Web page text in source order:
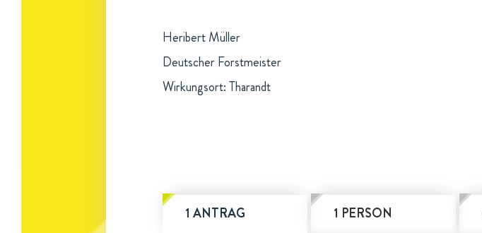
Heribert Müller
Deutscher Forstmeister
Wirkungsort: Tharandt
1 ANTRAG 1 PERSON